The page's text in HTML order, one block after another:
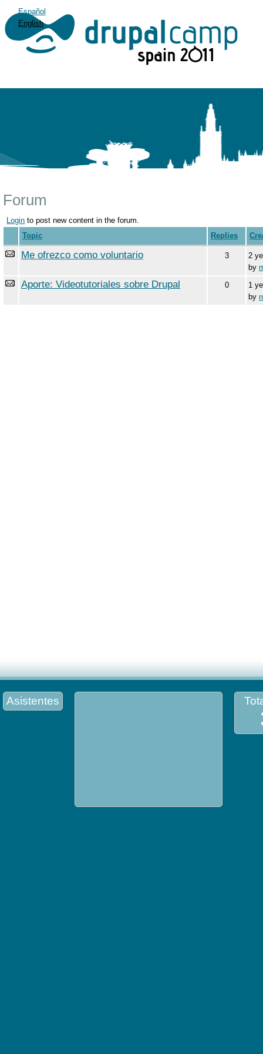
Español
English
Forum
Login to post new content in the forum.
Topic
Replies
Me ofrezco como voluntario 3
2
by
Aporte: Videotutoriales sobre Drupal 0
1
by
Asistentes